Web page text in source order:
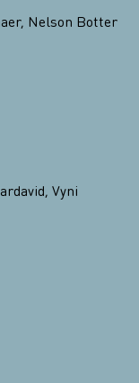
, Nelson Botter
,Vyni